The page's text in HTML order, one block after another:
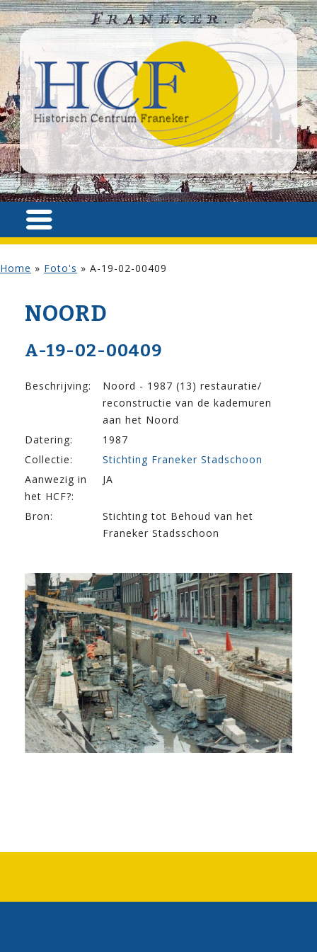
Home » Foto's » A-19-02-00409
NOORD
A-19-02-00409
Beschrijving:
Noord - 1987 (13) restauratie/
reconstructie van de kademuren
aan het Noord
Datering:
1987
Collectie:
Stichting Franeker Stadschoon
Aanwezig in
het HCF?:
JA
Bron:
Stichting tot Behoud van het
Franeker Stadsschoon